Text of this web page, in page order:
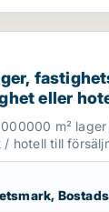
fastighetsmark,
eller
m²
hotell till